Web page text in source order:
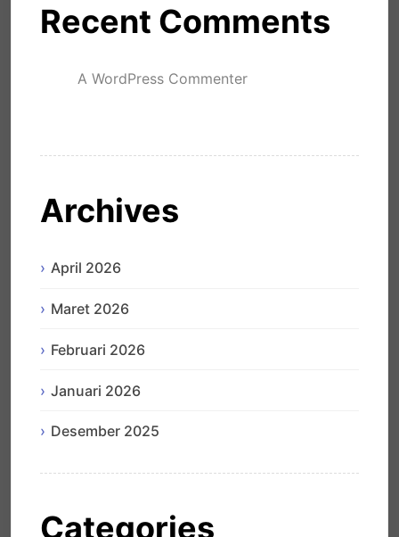
Recent Comments
A WordPress Commenter
Archives
April 2026
Maret 2026
Februari 2026
Januari 2026
Desember 2025
Categories